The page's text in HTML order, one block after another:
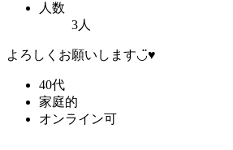
人数
3人
よろしくお願いします◡̈♥
40代
家庭的
オンライン可